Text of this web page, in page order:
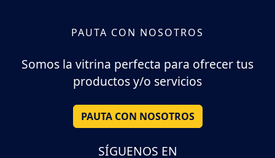
PAUTA CON NOSOTROS
Somos la vitrina perfecta para ofrecer tus
productos y/o servicios
PAUTA CON NOSOTROS
SÍGUENOS EN